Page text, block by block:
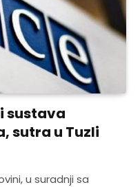
sustava
sutra u Tuzli
u suradnji sa